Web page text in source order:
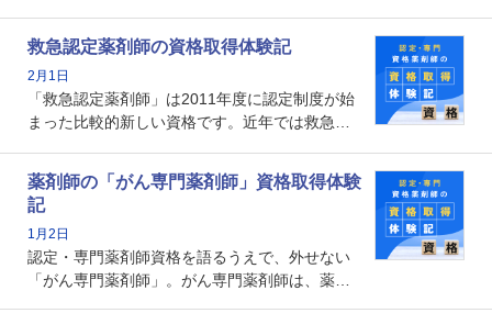
や、特有の疾患、心理状況を理解し、専門性を
深めることで、子どもとその保護者に寄り添え
る存在です。今回はそんな小児薬物療法認定薬
剤師の取得体験記をご紹介します。
救急認定薬剤師の資格取得体験記
2月1日
「救急認定薬剤師」は2011年度に認定制度が始
まった比較的新しい資格です。近年では救急病
増えているのではないでしょうか。今回はそん
な救急認定薬剤師の取得体験記をご紹介しま
す。
薬剤師の「がん専門薬剤師」資格取得体験
記
1月2日
認定・専門薬剤師資格を語るうえで、外せない
「がん専門薬剤師」。がん専門薬剤師は、薬剤